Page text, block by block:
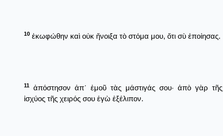
10 ἐκωφώθην καὶ οὐκ ἤνοιξα τὸ στόμα μου, ὅτι σὺ ἐποίησας.
11
ἀπόστησον ἀπ᾿ ἐμοῦ τὰς μάστιγάς σου· ἀπὸ γὰρ τῆς
ἰσχύος τῆς χειρός σου ἐγὼ ἐξέλιπον.